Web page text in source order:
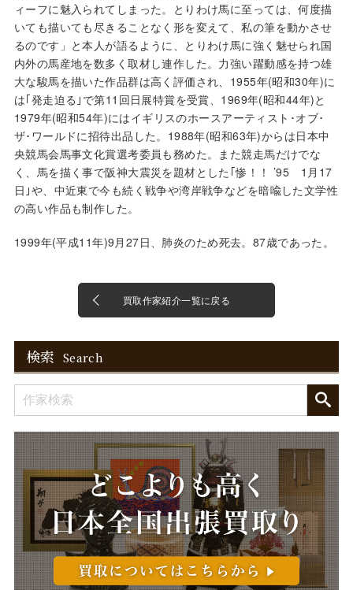
ィーフに魅入られてしまった。とりわけ馬に至っては、何度描
いても描いても尽きることなく形を変えて、私の筆を動かさせ
るのです」と本人が語るように、とりわけ馬に強く魅せられ国
内外の馬産地を数多く取材し連作した。力強い躍動感を持つ雄
大な駿馬を描いた作品群は高く評価され、1955年(昭和30年)に
は｢発走迫る｣で第11回日展特賞を受賞、1969年(昭和44年)と
1979年(昭和54年)にはイギリスのホースアーティスト･オブ･
ザ･ワールドに招待出品した。1988年(昭和63年)からは日本中
央競馬会馬事文化賞選考委員も務めた。また競走馬だけでな
く、馬を描く事で阪神大震災を題材とした｢惨！！ ’95 1月17
日｣や、中近東で今も続く戦争や湾岸戦争などを暗喩した文学性
の高い作品も制作した。
1999年(平成11年)9月27日、肺炎のため死去。87歳であった。
買取作家紹介一覧に戻る
検索 Search